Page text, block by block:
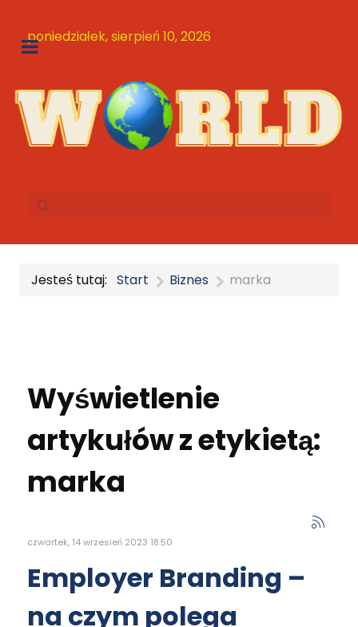
poniedziałek, sierpień 10, 2026
Jesteś tutaj: Start Biznes marka
Wyświetlenie
artykułów z etykietą:
marka
czwartek, 14 wrzesień 2023 18:50
Employer Branding –
na czym polega